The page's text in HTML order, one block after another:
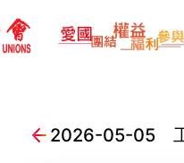
2026-05-05 工